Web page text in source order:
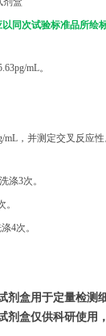
同次试验标准品所绘
mL。
mL，并测定交叉反应
涤3次。
4次。
剂盒用于定量检测
剂盒仅供科研使用